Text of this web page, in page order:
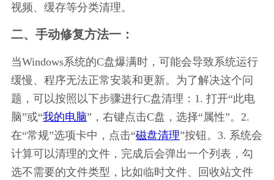
视频、缓存等分类清理。
二、手动修复方法一：
当Windows系统的C盘爆满时，可能会导致系统运行
缓慢、程序无法正常安装和更新。为了解决这个问
题，可以按照以下步骤进行C盘清理：1. 打开“此电
脑”或“我的电脑”，右键点击C盘，选择“属性”。2.
在“常规”选项卡中，点击“磁盘清理”按钮。3. 系统会
计算可以清理的文件，完成后会弹出一个列表，勾
选不需要的文件类型，比如临时文件、回收站文件